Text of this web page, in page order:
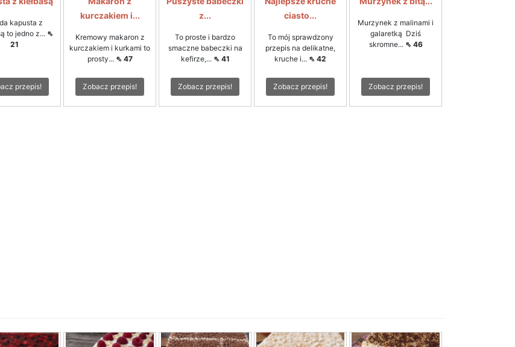
kapusta z
to jedno z... ⇖
21
przepis!
kurczakiem i...
Kremowy makaron z
kurczakiem i kurkami to
prosty... ⇖ 47
Zobacz przepis!
z...
To proste i bardzo
smaczne babeczki na
kefirze,... ⇖ 41
Zobacz przepis!
ciasto...
To mój sprawdzony
przepis na delikatne,
kruche i... ⇖ 42
Zobacz przepis!
Murzynek z malinami i
galaretką Dziś
skromne... ⇖ 46
Zobacz przepis!